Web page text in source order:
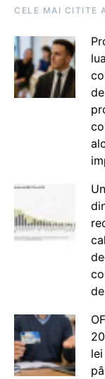
CELE MAI CITITE